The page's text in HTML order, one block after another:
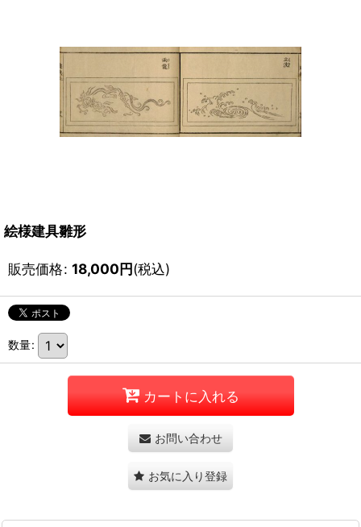
絵様建具雛形
販売価格: 18,000円(税込)
数量:
カートに入れる
お問い合わせ
お気に入り登録